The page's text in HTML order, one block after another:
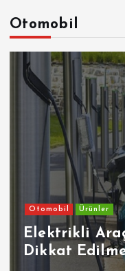
Otomobil
Otomobil
Dikkat